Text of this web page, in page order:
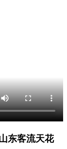
东客流天花